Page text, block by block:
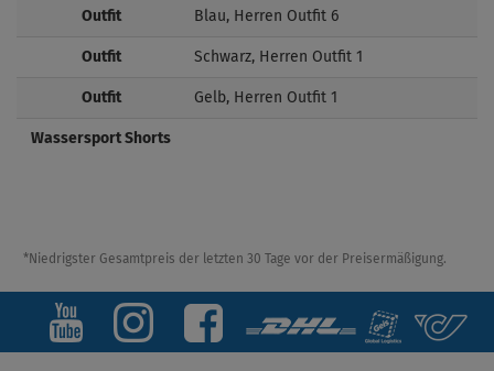
Outfit Blau, Herren Outfit 6
Outfit Schwarz, Herren Outfit 1
Outfit Gelb, Herren Outfit 1
Wassersport Shorts
*Niedrigster Gesamtpreis der letzten 30 Tage vor der Preisermäßigung.